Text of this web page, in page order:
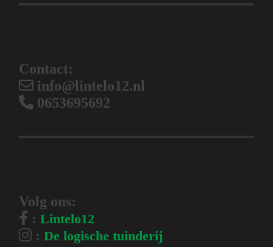
Contact:
info@lintelo12.nl
0653695692
Volg ons:
:Lintelo12
:De logische tuinderij